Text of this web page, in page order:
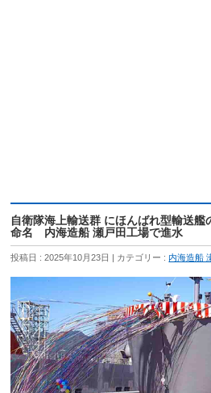
自衛隊海上輸送群 にほんばれ型輸送艦
命名 内海造船 瀬戸田工場で進水
投稿日 : 2025年10月23日 カテゴリー : 内海造船